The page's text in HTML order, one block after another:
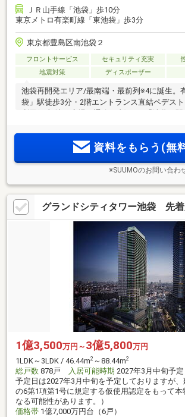
ＪＲ山手線「池袋」歩10分
東京メトロ有楽町線「東池袋」歩3分
東京都豊島区南池袋２
フロントサービス セキュリティ充実
地震対策
ディスポーザー
池袋再開発エリア/最南端・最前列※4に誕生。
袋」駅徒歩3分・2階エントランス直結ペデス
と、雑司ヶ谷の杜を眼下に、幻想的な都心の
タワーレジデンス
資料をもらう(無
※SUUMOのお問い合わ
グランドシティタワー池袋 先
1億3,500万円～ 3億5,800万円
1LDK～3LDK / 46.44m2 ～88.44m2
総戸数 878戸 入居可能時期 2027年3月中旬予
予定日は2027年3月中旬を予定しておりますが
の6第1項第1号に規定する仮使用認定をもって本
なる可能性があります。）
価格帯 1億7,000万円台（6戸）